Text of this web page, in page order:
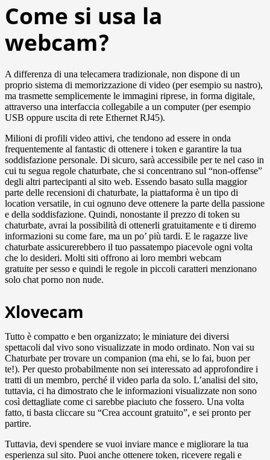
Come si usa la
webcam?
A differenza di una telecamera tradizionale, non dispone di un
proprio sistema di memorizzazione di video (per esempio su nastro),
ma trasmette semplicemente le immagini riprese, in forma digitale,
attraverso una interfaccia collegabile a un computer (per esempio
USB oppure uscita di rete Ethernet RJ45).
Milioni di profili video attivi, che tendono ad essere in onda
frequentemente al fantastic di ottenere i token e garantire la tua
soddisfazione personale. Di sicuro, sarà accessibile per te nel caso in
cui tu segua regole chaturbate, che si concentrano sul “non-offense”
degli altri partecipanti al sito web. Essendo basato sulla maggior
parte delle recensioni di chaturbate, la piattaforma è un tipo di
location versatile, in cui ognuno deve ottenere la parte della passione
e della soddisfazione. Quindi, nonostante il prezzo di token su
chaturbate, avrai la possibilità di ottenerli gratuitamente e ti diremo
informazioni su come fare, ma un po’ più tardi. E le ragazze live
chaturbate assicurerebbero il tuo passatempo piacevole ogni volta
che lo desideri. Molti siti offrono ai loro membri webcam
gratuite per sesso e quindi le regole in piccoli caratteri menzionano
solo chat porno non nude.
Xlovecam
Tutto è compatto e ben organizzato; le miniature dei diversi
spettacoli dal vivo sono visualizzate in modo ordinato. Non vai su
Chaturbate per trovare un companion (ma ehi, se lo fai, buon per
te!). Per questo probabilmente non sei interessato ad approfondire i
tratti di un membro, perché il video parla da solo. L’analisi del sito,
tuttavia, ci ha dimostrato che le informazioni visualizzate non sono
così dettagliate come ci sarebbe piaciuto che fossero. Una volta
fatto, ti basta cliccare su “Crea account gratuito”, e sei pronto per
partire.
Tuttavia, devi spendere se vuoi inviare mance e migliorare la tua
esperienza sul sito. Puoi anche ottenere token, ricevere regali e